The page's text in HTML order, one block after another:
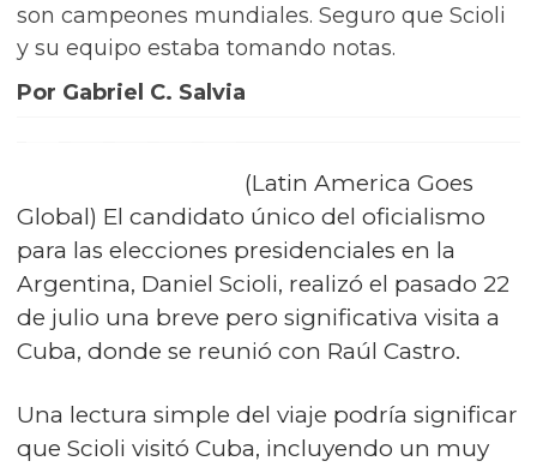
son campeones mundiales. Seguro que Scioli
y su equipo estaba tomando notas.
Por Gabriel C. Salvia
(Latin America Goes
Global) El candidato único del oficialismo
para las elecciones presidenciales en la
Argentina, Daniel Scioli, realizó el pasado 22
de julio una breve pero significativa visita a
Cuba, donde se reunió con Raúl Castro.
Una lectura simple del viaje podría significar
que Scioli visitó Cuba, incluyendo un muy